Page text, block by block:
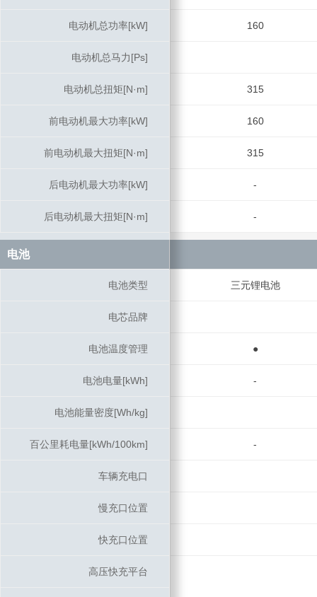
电动机总功率[kW] 160
电动机总马力[Ps]
电动机总扭矩[N·m] 315
前电动机最大功率[kW] 160
前电动机最大扭矩[N·m] 315
后电动机最大功率[kW] -
后电动机最大扭矩[N·m] -
电池
电池类型 三元锂电池
电芯品牌
电池温度管理 ●
电池电量[kWh] -
电池能量密度[Wh/kg]
百公里耗电量[kWh/100km] -
车辆充电口
慢充口位置
快充口位置
高压快充平台
电动机总功率[kW]
电动机总马力[Ps]
电动机总扭矩[N·m]
前电动机最大功率[kW]
前电动机最大扭矩[N·m]
后电动机最大功率[kW]
后电动机最大扭矩[N·m]
电池
电池类型
电芯品牌
电池温度管理
电池电量[kWh]
电池能量密度[Wh/kg]
百公里耗电量[kWh/100km]
车辆充电口
慢充口位置
快充口位置
高压快充平台